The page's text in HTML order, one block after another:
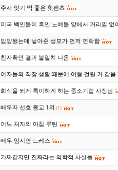
주사 맞기 딱 좋은 핫팬츠
미국 백인들이 흑인 노예들 앞에서 거리낌 없
입양됐는데 낳아준 생모가 먼저 연락함
친자확인 결과 불일치 나옴
여자들의 직장 생활 때문에 여혐 걸릴 거 같음
회식을 되게 특이하게 하는 중소기업 사장님
배우자 선호 종교 1위 (1)
어느 처자의 아침 루틴
배우 임지연 드레스
가짜같지만 진짜라는 의학적 사실들